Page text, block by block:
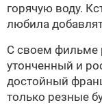
горячую воду.
любила
С своем фильме
утонченный и
достойный
только резные